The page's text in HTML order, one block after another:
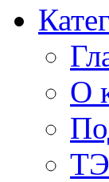
О